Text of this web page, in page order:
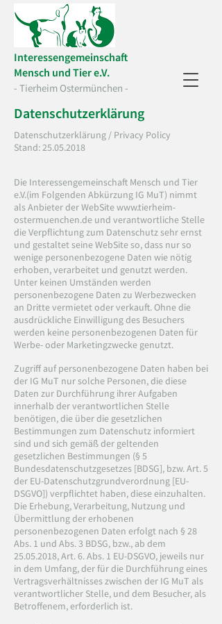
Interessengemeinschaft
Mensch und Tier e.V.
- Tierheim Ostermünchen -
Datenschutzerklärung
Datenschutzerklärung / Privacy Policy
Stand:25.05.2018
Die Interessengemeinschaft Mensch und Tier
e.V.(im Folgenden Abkürzung IG MuT) nimmt
als Anbieter der WebSitewww.tierheim-
ostermuenchen.de und verantwortliche Stelle
die Verpflichtung zum Datenschutz sehr ernst
und gestaltet seine WebSite so, dass nur so
wenige personenbezogene Daten wie nötig
erhoben, verarbeitet und genutzt werden.
Unter keinen Umständen werden
personenbezogene Daten zu Werbezwecken
an Dritte vermietet oder verkauft. Ohne die
ausdrückliche Einwilligung des Besuchers
werden keine personenbezogenen Daten für
Werbe- oder Marketingzwecke genutzt.
Zugriff auf personenbezogene Daten haben bei
der IG MuT nur solche Personen, die diese
Daten zur Durchführung ihrer Aufgaben
innerhalb der verantwortlichen Stelle
benötigen, die über die gesetzlichen
Bestimmungen zum Datenschutz informiert
sind und sich gemäß der geltenden
gesetzlichen Bestimmungen (§ 5
Bundesdatenschutzgesetzes [BDSG], bzw. Art. 5
der EU-Datenschutzgrundverordnung [EU-
DSGVO]) verpflichtet haben, diese einzuhalten.
Die Erhebung, Verarbeitung, Nutzung und
Übermittlung der erhobenen
personenbezogenen Daten erfolgt nach § 28
Abs. 1 und Abs. 3 BDSG, bzw., ab dem
25.05.2018, Art. 6. Abs. 1 EU-DSGVO, jeweils nur
in dem Umfang, der für die Durchführung eines
Vertragsverhältnisses zwischen der IG MuT als
verantwortlicher Stelle, und dem Besucher, als
Betroffenem, erforderlich ist.